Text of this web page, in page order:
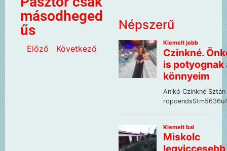
másodheged
űs
Előző Következő
Népszerű